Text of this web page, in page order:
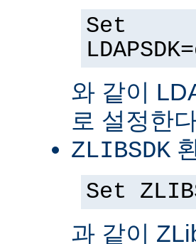
Set
와 같이
로 설정한
ZLIBSDK
Set
과 같이